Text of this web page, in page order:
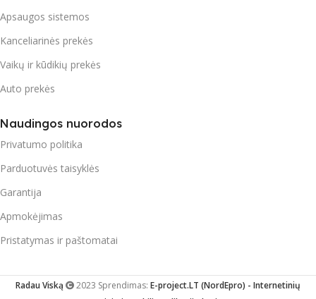
Apsaugos sistemos
Kanceliarinės prekės
Vaikų ir kūdikių prekės
Auto prekės
Naudingos nuorodos
Privatumo politika
Parduotuvės taisyklės
Garantija
Apmokėjimas
Pristatymas ir paštomatai
Radau Viską 2023 Sprendimas: E-project.LT (NordEpro) - Internetinių